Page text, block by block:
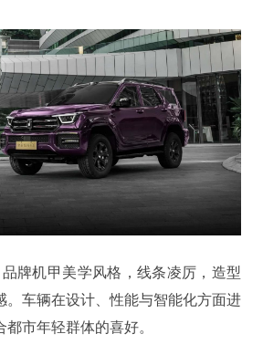
牌机甲美学风格，线条凌厉，造型
。车辆在设计、性能与智能化方面进
市年轻群体的喜好。